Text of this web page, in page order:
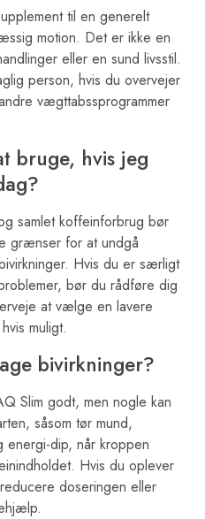
til en generelt
motion. Det er ikke en
eller en sund livsstil.
person, hvis du overvejer
vægttabssprogrammer
bruge, hvis jeg
samlet koffeinforbrug bør
grænser for at undgå
Hvis du er særligt
bør du rådføre dig
at vælge en lavere
muligt.
bivirkninger?
Slim godt, men nogle kan
såsom tør mund,
energi-dip, når kroppen
Hvis du oplever
doseringen eller